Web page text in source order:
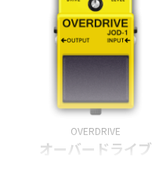
OVERDRIVE
オーバードライブ